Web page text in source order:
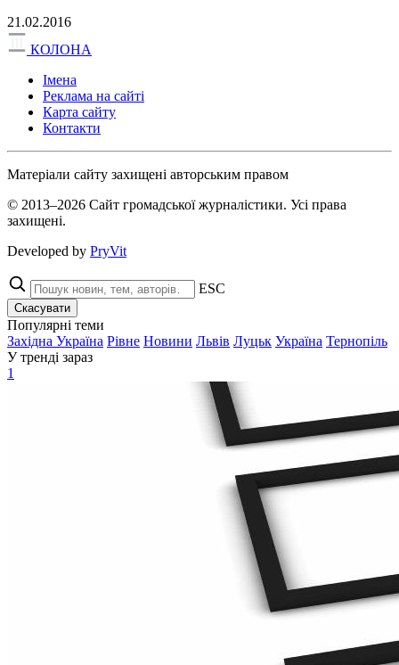
21.02.2016
КОЛОНА
Імена
Реклама на сайті
Карта сайту
Контакти
Матеріали сайту захищені авторським правом
© 2013–2026 Сайт громадської журналістики. Усі права
захищені.
Developed by PryVit
ESC
Скасувати
Популярні теми
Західна Україна Рівне Новини Львів Луцьк Україна Тернопіль
У тренді зараз
1